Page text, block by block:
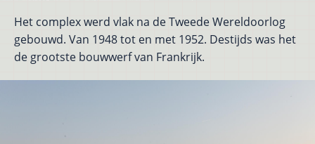
Het complex werd vlak na de Tweede Wereldoorlog
gebouwd. Van 1948 tot en met 1952. Destijds was het
de grootste bouwwerf van Frankrijk.